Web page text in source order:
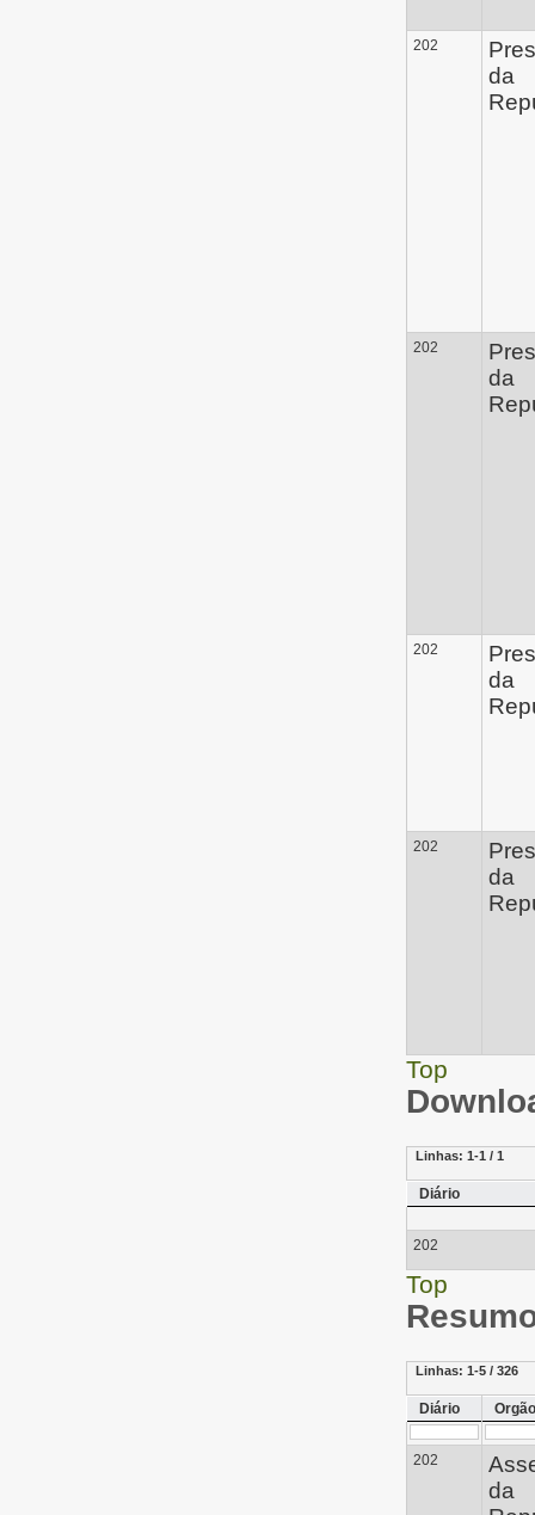
202
da
202
da
202
da
202
da
Top
Linhas: 1-1 / 1
Diário
202
Top
Linhas: 1-5 / 326
Diário Orgão
202
da